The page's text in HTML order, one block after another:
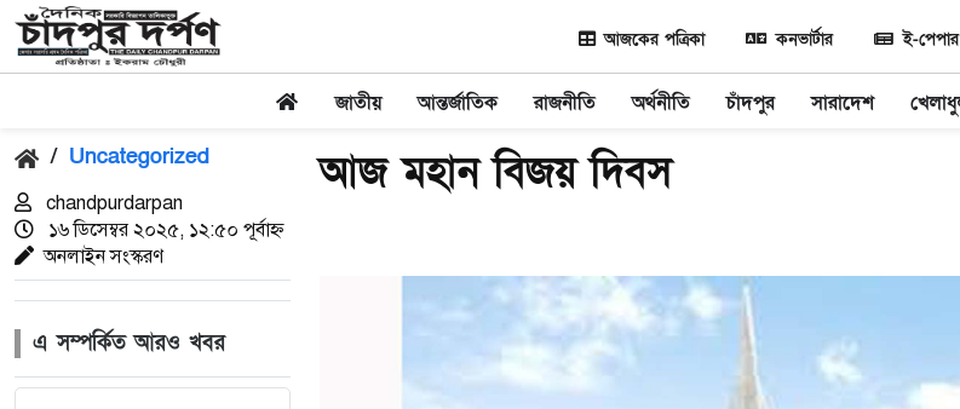
আজকের পত্রিকা কনভার্টার ই-পেপার
জাতীয় আন্তর্জাতিক রাজনীতি অর্থনীতি চাঁদপুর সারাদেশ
/ Uncategorized
chandpurdarpan
১৬ ডিসেম্বর ২০২৫, ১২:৫০ পূর্বাহ্ন
অনলাইন সংস্করণ
এ সম্পর্কিত আরও খবর
আজ মহান বিজয় দিবস